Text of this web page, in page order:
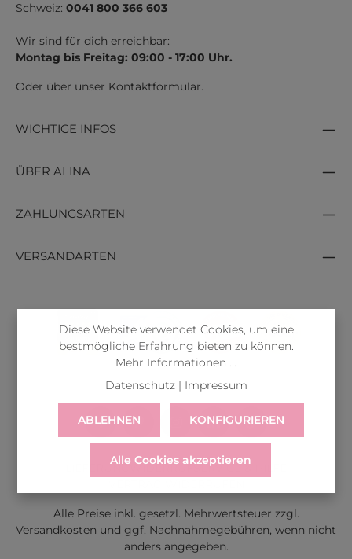
Schweiz: 0041 800 366 603
Wir sind für dich erreichbar:
Montag bis Freitag: 09:00 - 17:00 Uhr.
Oder über unser Kontaktformular.
WICHTIGE INFOS
ÜBER ALINA
ZAHLUNGSARTEN
VERSANDARTEN
LIEFERUNG WIDERRUFSERVICE & HILFE
Alle Preise inkl. gesetzl. Mehrwertsteuer zzgl.
Versandkosten und ggf. Nachnahmegebühren, wenn nicht
anders angegeben.
Diese Website verwendet Cookies, um eine
bestmögliche Erfahrung bieten zu können.
Mehr Informationen ...
Datenschutz| Impressum
ABLEHNEN KONFIGURIEREN
Alle Cookies akzeptieren